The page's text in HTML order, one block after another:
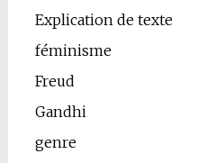
Explication de texte
féminisme
Freud
Gandhi
genre